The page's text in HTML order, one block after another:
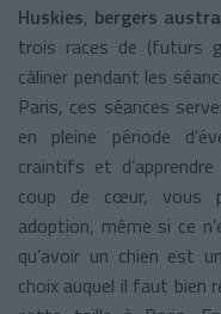
Huskies, bergers
trois races de (futurs
câliner pendant les
Paris, ces séances
en pleine période
craintifs et
coup de cœur, vous
adoption, même si ce
qu’avoir un chien est
choix auquel il faut bien